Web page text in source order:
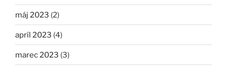
máj 2023 (2)
apríl 2023 (4)
marec 2023 (3)